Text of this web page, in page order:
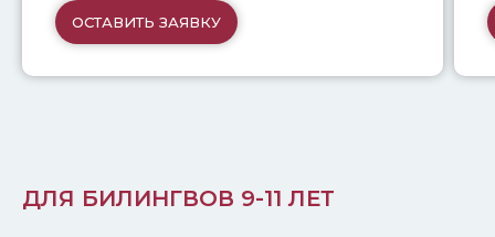
ОСТАВИТЬ ЗАЯВКУ
ДЛЯ БИЛИНГВОВ 9-11 ЛЕТ